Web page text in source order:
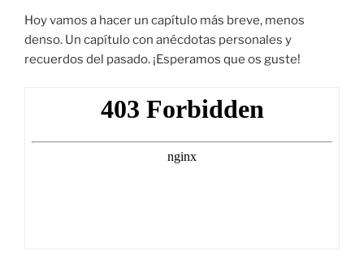
Hoy vamos a hacer un capítulo más breve, menos
denso. Un capítulo con anécdotas personales y
recuerdos del pasado. ¡Esperamos que os guste!